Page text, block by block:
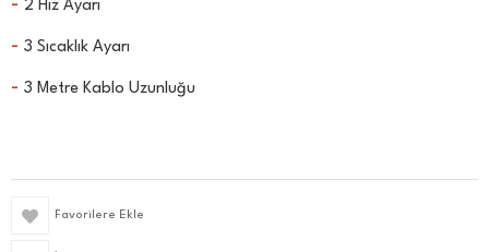
- 2 Hız Ayarı
- 3 Sıcaklık Ayarı
- 3 Metre Kablo Uzunluğu
Favorilere Ekle